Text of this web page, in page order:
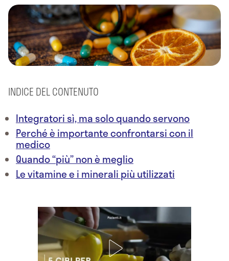
INDICE DEL CONTENUTO
Integratori sì, ma solo quando servono
Perché è importante confrontarsi con il
medico
Quando “più” non è meglio
Le vitamine e i minerali più utilizzati